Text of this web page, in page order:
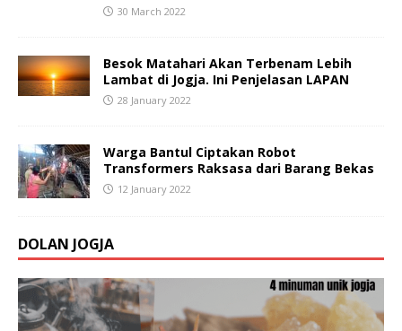
30 March 2022
Besok Matahari Akan Terbenam Lebih
Lambat di Jogja. Ini Penjelasan LAPAN
28 January 2022
Warga Bantul Ciptakan Robot
Transformers Raksasa dari Barang Bekas
12 January 2022
DOLAN JOGJA